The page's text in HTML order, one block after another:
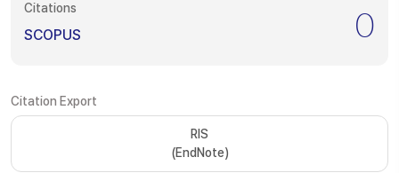
Citations
SCOPUS 0
Citation Export
RIS
(EndNote)